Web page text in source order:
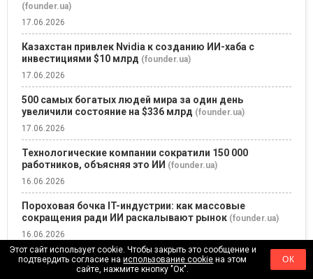
(founder.ua)
17.06.2026
Казахстан привлек Nvidia к созданию ИИ-хаба с
инвестициями $10 млрд (founder.ua)
17.06.2026
500 самых богатых людей мира за один день
увеличили состояние на $336 млрд (founder.ua)
17.06.2026
Технологические компании сократили 150 000
работников, объясняя это ИИ (founder.ua)
16.06.2026
Пороховая бочка IT-индустрии: как массовые
сокращения ради ИИ раскалывают рынок (founder.ua)
16.06.2026
Этот сайт использует cookie. Чтобы закрыть это сообщение и
подтвердить согласие наиспользование cookie на этом
сайте, нажмите кнопку "Ок".
ОК